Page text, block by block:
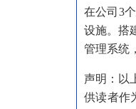
在公司3
设施。搭
管理系统
声明：以
供读者作